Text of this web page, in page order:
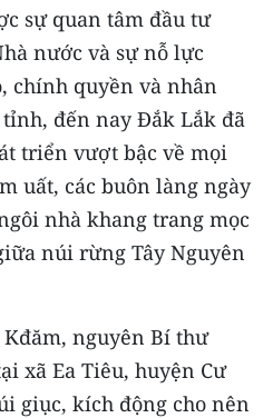
sự quan tâm đầu tư
nước và sự nỗ lực
chính quyền và nhân
đến nay Đắk Lắk đã
triển vượt bậc về mọi
uất, các buôn làng ngày
nhà khang trang mọc
núi rừng Tây Nguyên
nguyên Bí thư
xã Ea Tiêu, huyện Cư
giục, kích động cho nên